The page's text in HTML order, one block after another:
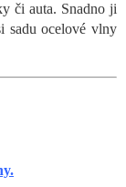
či auta. Snadno ji
sadu ocelové vlny